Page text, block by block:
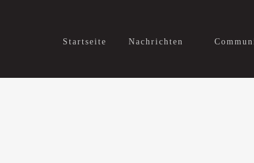
Startseite Nachrichten